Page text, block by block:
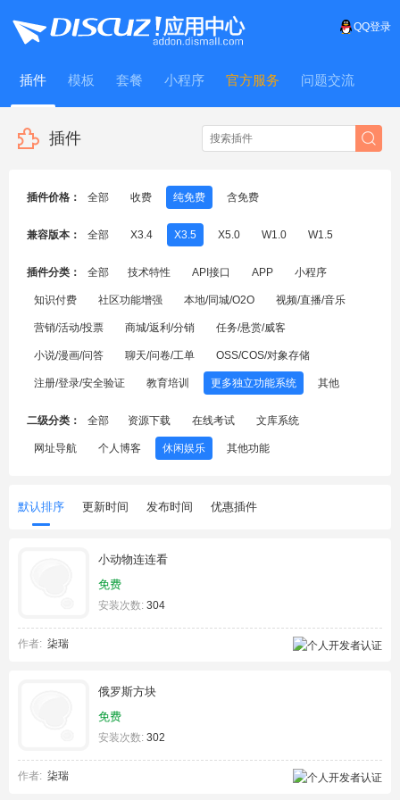
QQ登录
插件 模板 套餐 小程序 官方服务 问题交流
WitFrame
插件
插件价格： 全部 收费 纯免费 含免费
兼容版本： 全部 X3.4 X3.5 X5.0 W1.0 W1.5
插件分类： 全部 技术特性 API接口 APP 小程序
知识付费 社区功能增强 本地/同城/O2O 视频/直播/音乐
营销/活动/投票 商城/返利/分销 任务/悬赏/威客
小说/漫画/问答 聊天/问卷/工单 OSS/COS/对象存储
注册/登录/安全验证 教育培训 更多独立功能系统 其他
二级分类： 全部 资源下载 在线考试 文库系统
网址导航 个人博客 休闲娱乐 其他功能
默认排序 更新时间 发布时间 优惠插件
小动物连连看
免费
安装次数: 304
作者: 柒瑞
俄罗斯方块
免费
安装次数: 302
作者: 柒瑞